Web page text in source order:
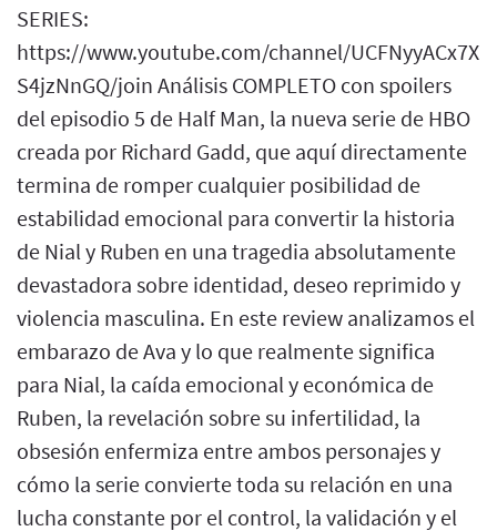
SERIES:
https://www.youtube.com/channel/
S4jzNnGQ/join Análisis COMPLETO con spoilers
del episodio 5 de Half Man, la nueva serie de HBO
creada por Richard Gadd, que aquí directamente
termina de romper cualquier posibilidad de
estabilidad emocional para convertir la historia
de Nial y Ruben en una tragedia absolutamente
devastadora sobre identidad, deseo reprimido y
violencia masculina. En este review analizamos el
embarazo de Ava y lo que realmente significa
para Nial, la caída emocional y económica de
Ruben, la revelación sobre su infertilidad, la
obsesión enfermiza entre ambos personajes y
cómo la serie convierte toda su relación en una
lucha constante por el control, la validación y el